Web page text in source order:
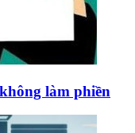
làm phiền